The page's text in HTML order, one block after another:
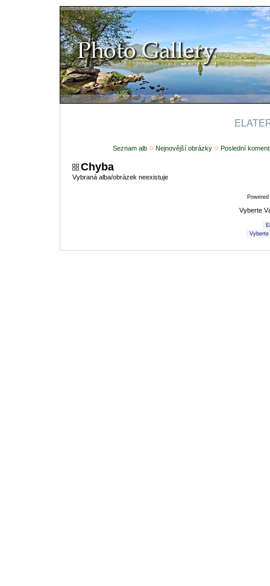
Seznam alb Nejnovější obrázky Poslední
Chyba
Vybraná alba/obrázek neexistuje
Vyberte